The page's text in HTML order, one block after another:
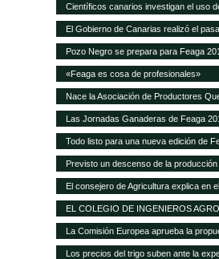
Científicos canarios investigan el uso
alimentación de ganado caprino
El Gobierno de Canarias realizó el
y quesos de las Islas
Pozo Negro se prepara para Feaga
«Feaga es cosa de profesionales»
Nace la Asociación de Productores
Las Jornadas Ganaderas de Feaga
reivindicación al respeto del
Todo listo para una nueva edición de
Previsto un descenso de la
compuestos en 2014
El consejero de Agricultura explica en
mejorar la situación de la ganadería
EL COLEGIO DE INGENIEROS
CANARIAS ofrece una sesión gratuita
las explotaciones en ganadería
La Comisión Europea aprueba la
del AIEM
Los precios del trigo suben ante la